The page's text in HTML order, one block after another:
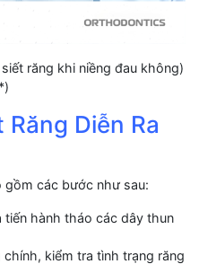
răng khi niềng đau không)
Diễn Ra
gồm các bước như sau:
tiến hành tháo các dây thun
kiểm tra tình trạng răng